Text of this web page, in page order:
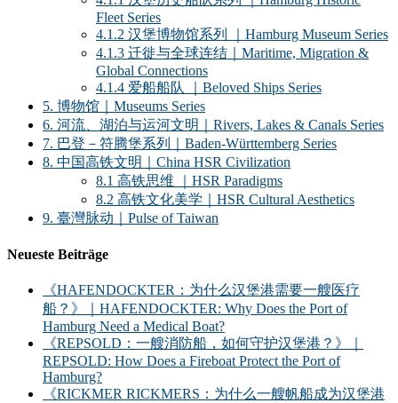
Fleet Series
4.1.2 汉堡博物馆系列 ｜Hamburg Museum Series
4.1.3 迁徙与全球连结｜Maritime, Migration &
Global Connections
4.1.4 爱船船队 ｜Beloved Ships Series
5. 博物馆｜Museums Series
6. 河流、湖泊与运河文明｜Rivers, Lakes & Canals Series
7. 巴登－符腾堡系列｜Baden-Württemberg Series
8. 中国高铁文明｜China HSR Civilization
8.1 高铁思维 ｜HSR Paradigms
8.2 高铁文化美学｜HSR Cultural Aesthetics
9. 臺灣脉动｜Pulse of Taiwan
Neueste Beiträge
《HAFENDOCKTER：为什么汉堡港需要一艘医疗
船？》｜HAFENDOCKTER: Why Does the Port of
Hamburg Need a Medical Boat?
《REPSOLD：一艘消防船，如何守护汉堡港？》｜
REPSOLD: How Does a Fireboat Protect the Port of
Hamburg?
《RICKMER RICKMERS：为什么一艘帆船成为汉堡港